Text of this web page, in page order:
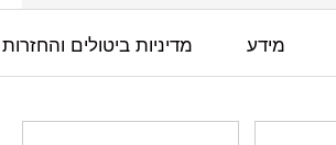
מידע מדיניות ביטולים והחזרות